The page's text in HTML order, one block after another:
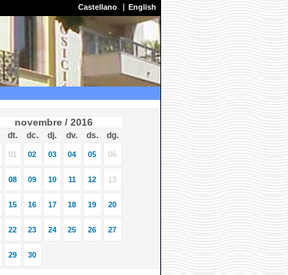
Castellano English
novembre / 2016
dt. dc. dj. dv. ds. dg.
01 02 03 04 05 06
08 09 10 11 12 13
15 16 17 18 19 20
22 23 24 25 26 27
29 30